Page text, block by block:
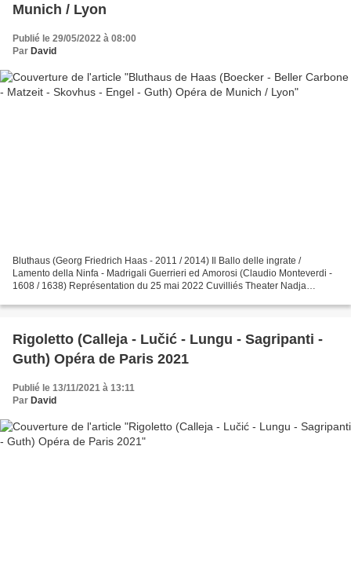
Munich / Lyon
Publié le 29/05/2022 à 08:00
Par David
Bluthaus (Georg Friedrich Haas - 2011 / 2014) Il Ballo delle ingrate /
Lamento della Ninfa - Madrigali Guerrieri ed Amorosi (Claudio Monteverdi -
1608 / 1638) Représentation du 25 mai 2022 Cuvilliés Theater Nadja
Rigoletto (Calleja - Lučić - Lungu - Sagripanti -
Guth) Opéra de Paris 2021
Publié le 13/11/2021 à 13:11
Par David